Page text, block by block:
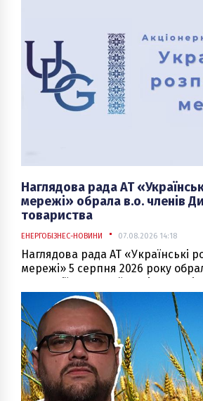
Наглядова рада АТ
мережі» обрала в.о. членів
товариства
ЕНЕРГОБІЗНЕС-НОВИНИ 07.08.2026 14:18
Наглядова рада АТ «Українські
мережі» 5 серпня 2026 року
Дирекції АТ «Українські